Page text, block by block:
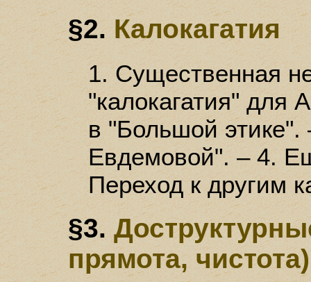
§2.Калокагатия
1. Существенная
"калокагатия" для
в "Большой этике".
Евдемовой". – 4.
Переход к другим
§3.
прямота, чистота)